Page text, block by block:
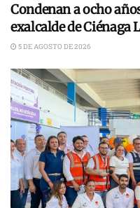
Condenan a ocho
exalcalde de Ciénaga
5 DE AGOSTO DE 2026